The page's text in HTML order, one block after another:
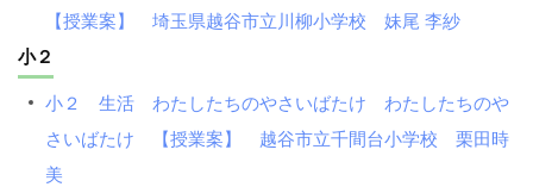
【授業案】 埼玉県越谷市立川柳小学校 妹尾 李紗
小２
小２ 生活 わたしたちのやさいばたけ わたしたちのや
さいばたけ 【授業案】 越谷市立千間台小学校 栗田時
美